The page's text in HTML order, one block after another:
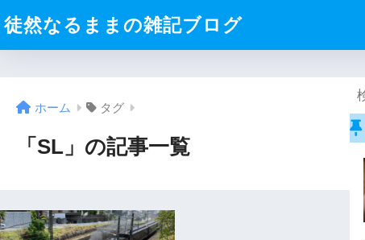
徒然なるままの雑記ブログ
ホーム タグ
「SL」の記事一覧